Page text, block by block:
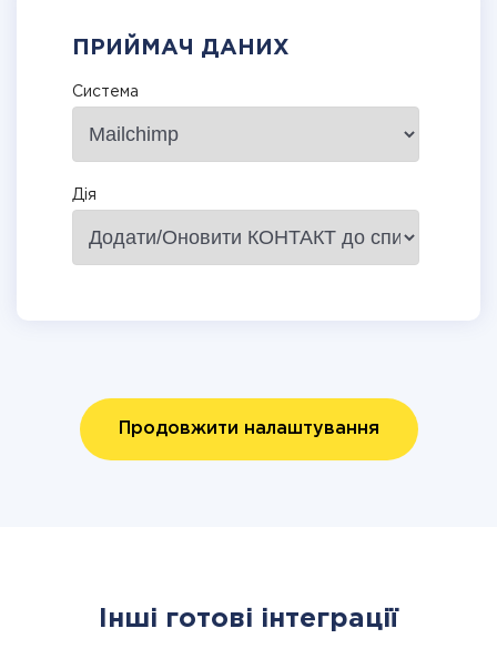
ПРИЙМАЧ ДАНИХ
Система
Дія
Продовжити налаштування
Інші готові інтеграції